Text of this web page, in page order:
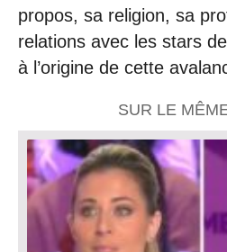
propos, sa religion, sa
relations avec les stars
à l’origine de cette
SUR LE